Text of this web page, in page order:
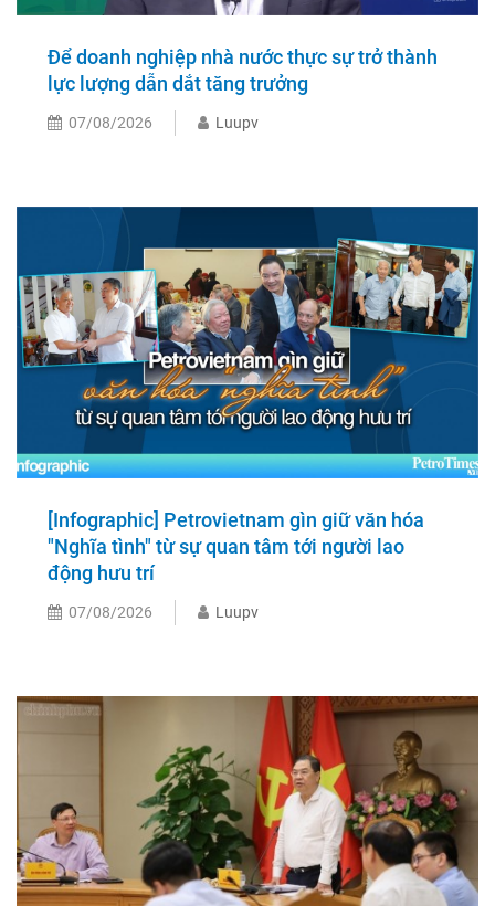
Để doanh nghiệp nhà nước thực sự trở thành
lực lượng dẫn dắt tăng trưởng
07/08/2026 Luupv
[Infographic] Petrovietnam gìn giữ văn hóa
"Nghĩa tình" từ sự quan tâm tới người lao
động hưu trí
07/08/2026 Luupv